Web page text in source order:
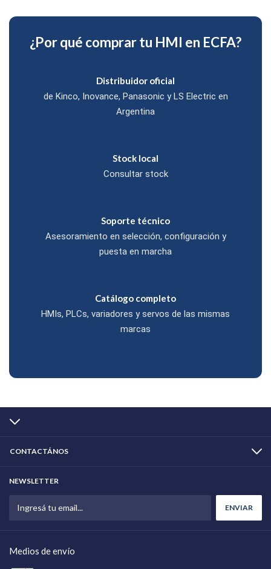
¿Por qué comprar tu HMI en ECFA?
Distribuidor oficial
de Kinco, Inovance, Panasonic y LS Electric en
Argentina
Stock local
Consultar stock
Soporte técnico
Asesoramiento en selección, configuración y
puesta en marcha
Catálogo completo
HMIs, PLCs, variadores y servos de las mismas
marcas
CONTACTÁNOS
NEWSLETTER
Medios de envío